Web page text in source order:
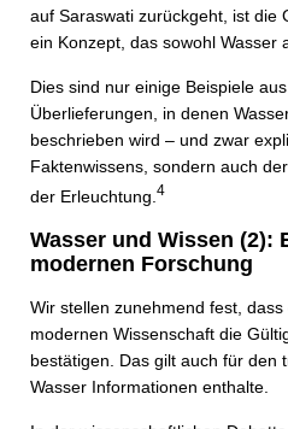
auf Saraswati zurückgeht, ist die
ein Konzept, das sowohl Wasser
Dies sind nur einige Beispiele
Überlieferungen, in denen
beschrieben wird – und zwar
Faktenwissens, sondern auch
der Erleuchtung. 4
Wasser und Wissen (2):
modernen Forschung
Wir stellen zunehmend fest,
modernen Wissenschaft die
bestätigen. Das gilt auch für den
Wasser Informationen enthalte.